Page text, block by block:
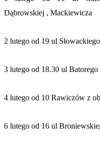
Dąbrowskiej , Mackiewicza
2 lutego od 19 ul
3 lutego od 18.30 ul
4 lutego od 10 Rawiczów z
6 lutego od 16 ul